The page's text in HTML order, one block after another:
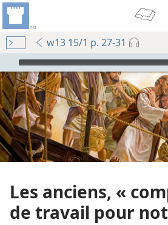
w13 15/1 p. 27-31
Audio Player
Les anciens, «
de travail pour